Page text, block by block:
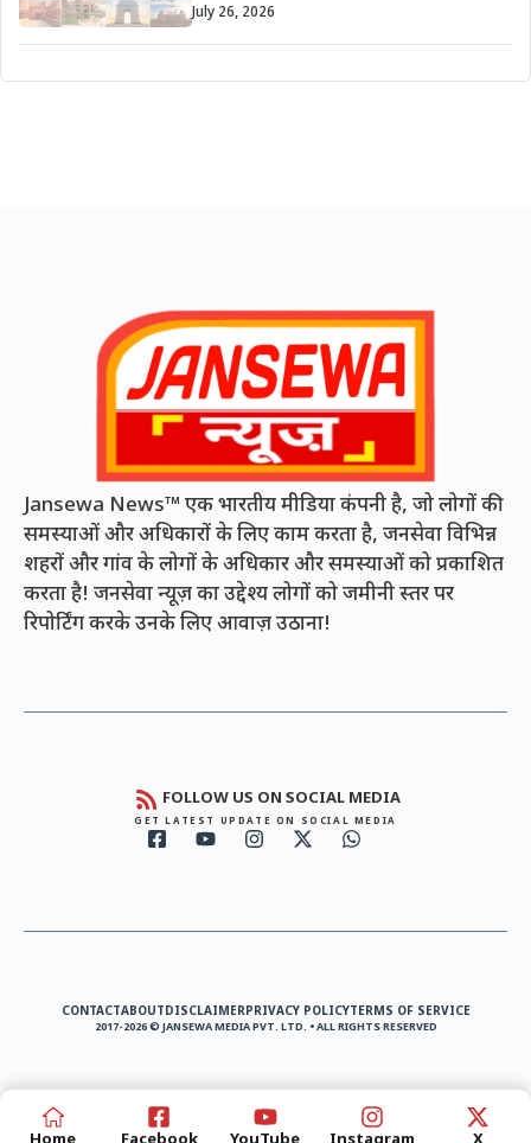
July 26, 2026
Jansewa News™ एक भारतीय मीडिया कंपनी है, जो लोगों की
समस्याओं और अधिकारों के लिए काम करता है, जनसेवा विभिन्न
शहरों और गांव के लोगों के अधिकार और समस्याओं को प्रकाशित
करता है! जनसेवा न्यूज़ का उद्देश्य लोगों को जमीनी स्तर पर
रिपोर्टिंग करके उनके लिए आवाज़ उठाना!
FOLLOW US ON SOCIAL MEDIA
GET LATEST UPDATE ON SOCIAL MEDIA
CONTACTABOUTDISCLAIMERPRIVACY POLICYTERMS OF SERVICE
2017-2026 © JANSEWA MEDIA PVT. LTD. • ALL RIGHTS RESERVED